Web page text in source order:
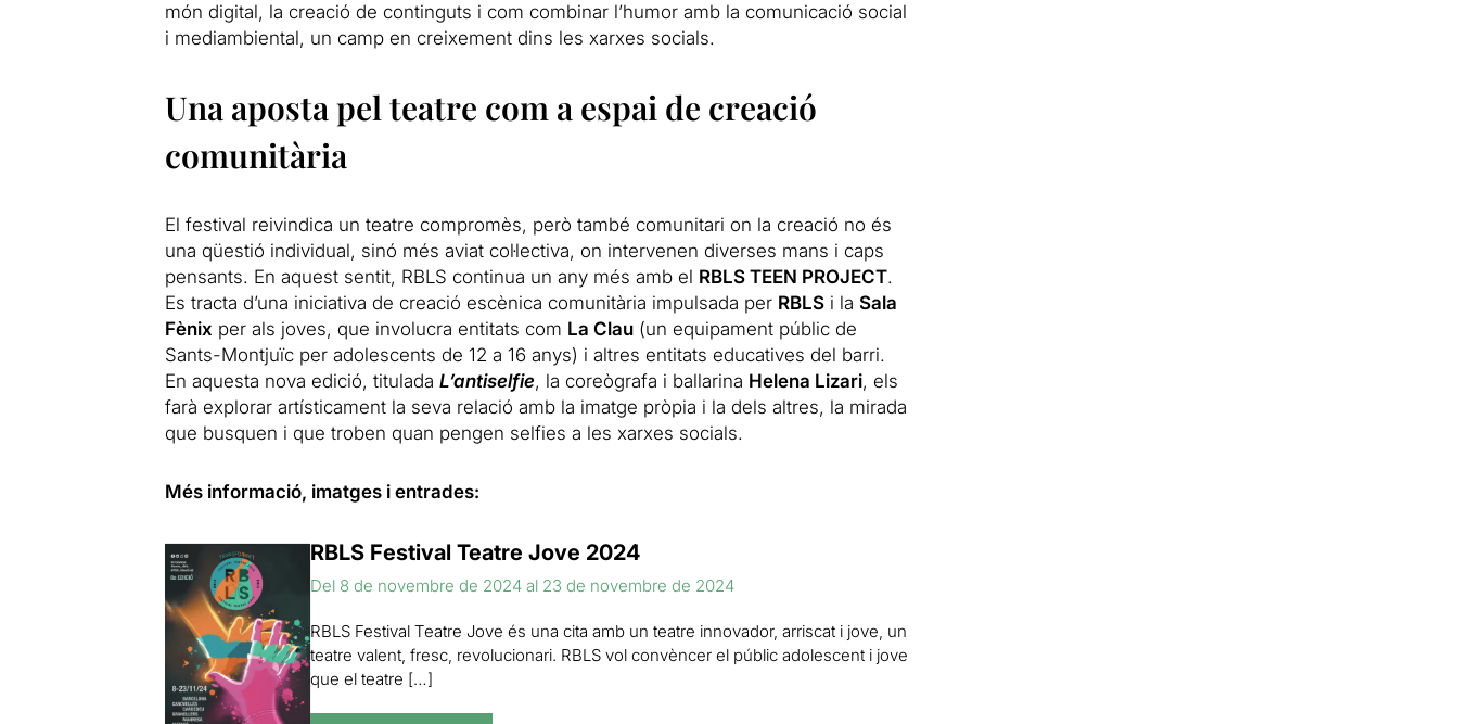
món digital, la creació de continguts i com combinar l’humor amb la comunicació social
i mediambiental, un camp en creixement dins les xarxes socials.
Una aposta pel teatre com a espai de creació
comunitària
El festival reivindica un teatre compromès, però també comunitari on la creació no és
una qüestió individual, sinó més aviat col·lectiva, on intervenen diverses mans i caps
pensants. En aquest sentit, RBLS continua un any més amb el RBLS TEEN PROJECT.
Es tracta d’una iniciativa de creació escènica comunitària impulsada per RBLSi la Sala
Fènix per als joves, que involucra entitats com La Clau(un equipament públic de
Sants-Montjuïc per adolescents de 12 a 16 anys) i altres entitats educatives del barri.
En aquesta nova edició, titulada L’antiselfie, la coreògrafa i ballarina Helena Lizari, els
farà explorar artísticament la seva relació amb la imatge pròpia i la dels altres, la mirada
que busquen i que troben quan pengen selfies a les xarxes socials.
Més informació, imatges i entrades:
RBLS Festival Teatre Jove 2024
Del 8 de novembre de 2024 al 23 de novembre de 2024
RBLS Festival Teatre Jove és una cita amb un teatre innovador, arriscat i jove, un
teatre valent, fresc, revolucionari. RBLS vol convèncer el públic adolescent i jove
que el teatre […]